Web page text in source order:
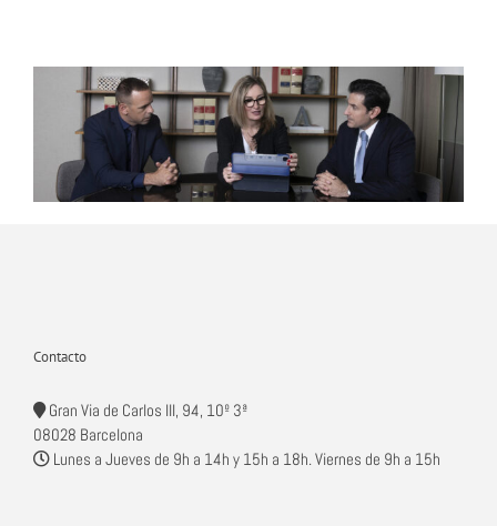
Contacto
Gran Via de Carlos III, 94, 10º 3ª
08028 Barcelona
Lunes a Jueves de 9h a 14h y 15h a 18h. Viernes de 9h a 15h